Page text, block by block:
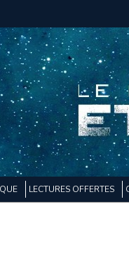
LECTURES OFFERTES